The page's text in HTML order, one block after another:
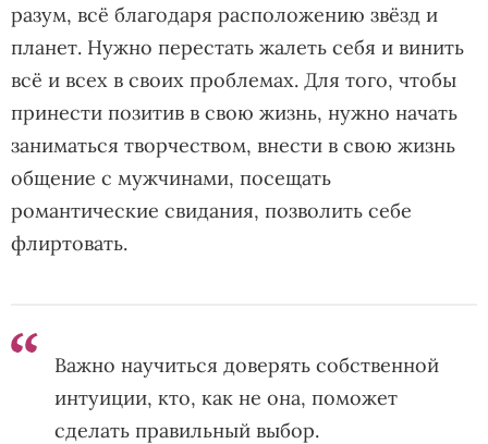
разум, всё благодаря расположению звёзд и
планет. Нужно перестать жалеть себя и винить
всё и всех в своих проблемах. Для того, чтобы
принести позитив в свою жизнь, нужно начать
заниматься творчеством, внести в свою жизнь
общение с мужчинами, посещать
романтические свидания, позволить себе
флиртовать.
Важно научиться доверять собственной
интуиции, кто, как не она, поможет
сделать правильный выбор.